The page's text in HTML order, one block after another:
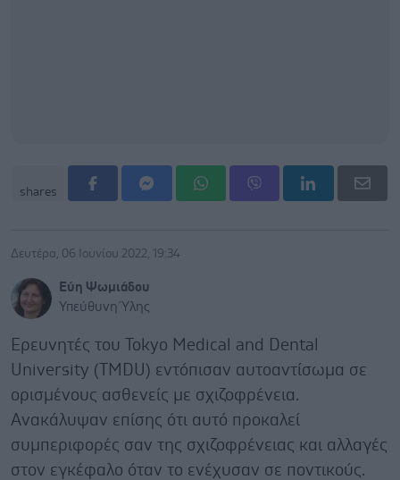
shares
Δευτέρα, 06 Ιουνίου 2022, 19:34
Εύη Ψωμιάδου
Υπεύθυνη Ύλης
Ερευνητές του Tokyo Medical and Dental
University (TMDU) εντόπισαν αυτοαντίσωμα σε
ορισμένους ασθενείς με σχιζοφρένεια.
Ανακάλυψαν επίσης ότι αυτό προκαλεί
συμπεριφορές σαν της σχιζοφρένειας και αλλαγές
στον εγκέφαλο όταν το ενέχυσαν σε ποντικούς.